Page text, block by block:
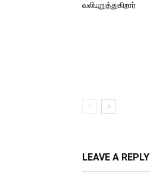
வலியுறுத்துகிறார்
LEAVE A REPLY